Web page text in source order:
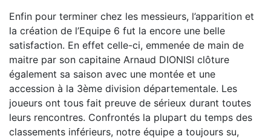
Enfin pour terminer chez les messieurs, l’apparition et
la création de l’Equipe 6 fut la encore une belle
satisfaction. En effet celle-ci, emmenée de main de
maitre par son capitaine Arnaud DIONISI clôture
également sa saison avec une montée et une
accession à la 3ème division départementale. Les
joueurs ont tous fait preuve de sérieux durant toutes
leurs rencontres. Confrontés la plupart du temps des
classements inférieurs, notre équipe a toujours su,